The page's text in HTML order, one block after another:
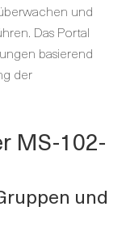
und
Das Portal
basierend
der
MS-102-
und